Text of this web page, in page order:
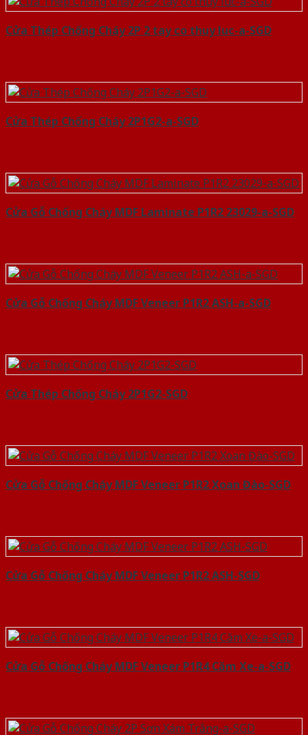
Cửa Thép Chống Cháy 2P 2 tay co thuy luc-a-SGD
Cửa Thép Chống Cháy 2P1G2-a-SGD
Cửa Gỗ Chống Cháy MDF Laminate P1R2 23029-a-SGD
Cửa Gỗ Chống Cháy MDF Veneer P1R2 ASH-a-SGD
Cửa Thép Chống Cháy 2P1G2-SGD
Cửa Gỗ Chống Cháy MDF Veneer P1R2 Xoan Đào-SGD
Cửa Gỗ Chống Cháy MDF Veneer P1R2 ASH-SGD
Cửa Gỗ Chống Cháy MDF Veneer P1R4 Căm Xe-a-SGD